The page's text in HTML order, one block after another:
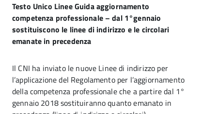
Testo Unico Linee Guida aggiornamento
competenza professionale – dal 1°gennaio
sostituiscono le linee di indirizzo e le circolari
emanate in precedenza
Il CNI ha inviato le nuove Linee di indirizzo per
l’applicazione del Regolamento per l’aggiornamento
della competenza professionale che a partire dal 1°
gennaio 2018 sostituiranno quanto emanato in